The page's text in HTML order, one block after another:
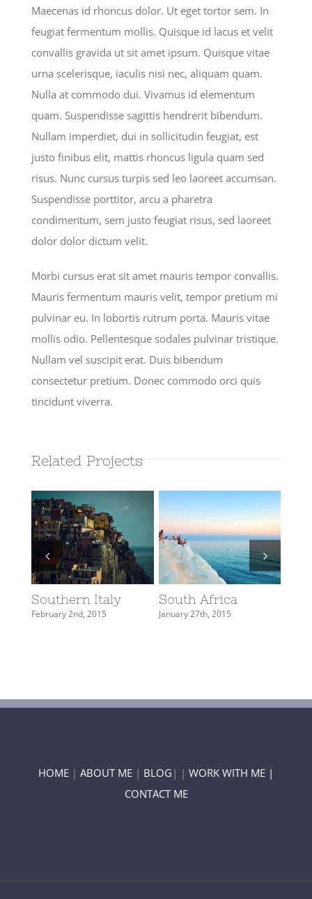
Maecenas id rhoncus dolor. Ut eget tortor sem. In
feugiat fermentum mollis. Quisque id lacus et velit
convallis gravida ut sit amet ipsum. Quisque vitae
urna scelerisque, iaculis nisi nec, aliquam quam.
Nulla at commodo dui. Vivamus id elementum
quam. Suspendisse sagittis hendrerit bibendum.
Nullam imperdiet, dui in sollicitudin feugiat, est
justo finibus elit, mattis rhoncus ligula quam sed
risus. Nunc cursus turpis sed leo laoreet accumsan.
Suspendisse porttitor, arcu a pharetra
condimentum, sem justo feugiat risus, sed laoreet
dolor dolor dictum velit.
Morbi cursus erat sit amet mauris tempor convallis.
Mauris fermentum mauris velit, tempor pretium mi
pulvinar eu. In lobortis rutrum porta. Mauris vitae
mollis odio. Pellentesque sodales pulvinar tristique.
Nullam vel suscipit erat. Duis bibendum
consectetur pretium. Donec commodo orci quis
tincidunt viverra.
Related Projects
Southern Italy
February 2nd, 2015
South Africa
January 27th, 2015
HOME | ABOUT ME | BLOG | | WORK WITH ME |
CONTACT ME